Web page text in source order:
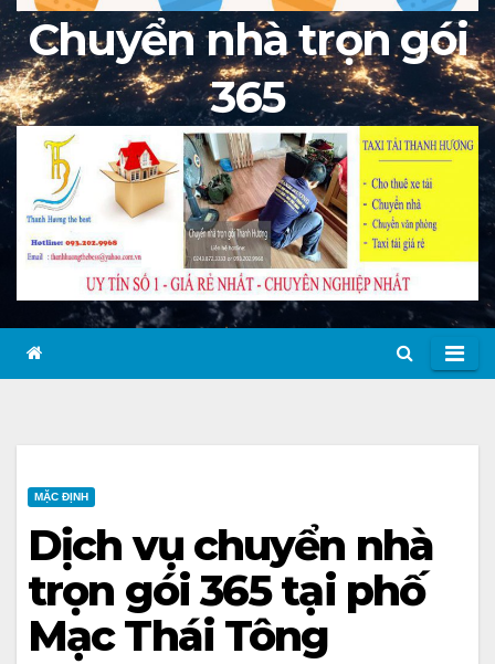
Chuyển nhà trọn gói
365
MẶC ĐỊNH
Dịch vụ chuyển nhà
trọn gói 365 tại phố
Mạc Thái Tông